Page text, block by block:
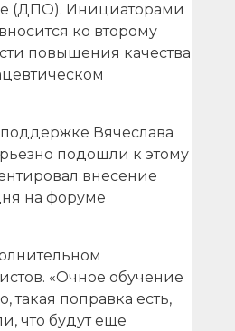
(ДПО). Инициаторами
ко второму
повышения качества
Вячеслава
подошли к этому
внесение
на форуме
«Очное обучение
такая поправка есть,
что будут еще